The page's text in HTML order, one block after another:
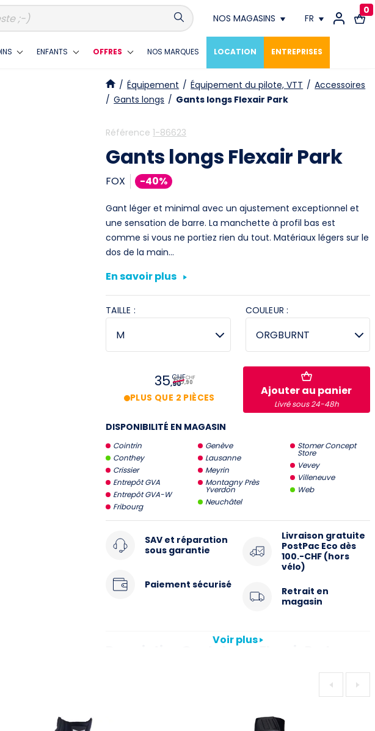
NOS MAGASINS
Conthey
Crissier
Lausanne
Neuchâtel
Yverdon
Stromer Concept Store
FR
FR
DE
0
ENFANTS OFFRES NOS MARQUES LOCATION ENTREPRISES
Voir plus
/ Équipement / Équipement du pilote, VTT / Accessoires
/ Gants longs / Gants longs Flexair Park
Référence 1-86623
Gants longs Flexair Park
FOX -40%
Gant léger et minimal avec un ajustement exceptionnel et
une sensation de barre. La manchette à profil bas est
comme si vous ne portiez rien du tout. Matériaux légers sur le
dos de la main…
En savoir plus
TAILLE : COULEUR :
35,90
CHF
59,90
CHF
PLUS QUE 2 PIÈCES
Ajouter au panier
Livré sous 24-48h
DISPONIBILITÉ EN MAGASIN
Cointrin
Conthey
Crissier
Entrepôt GVA
Entrepôt GVA-W
Fribourg
Genève
Lausanne
Meyrin
Montagny Près
Yverdon
Neuchâtel
Stomer Concept
Store
Vevey
Villeneuve
Web
SAV et réparation
sous garantie
Paiement sécurisé
Livraison gratuite
PostPac Eco dès
100.-CHF (hors
vélo)
Retrait en
magasin
Description Gants longs Flexair Park
Gant léger et minimal avec un ajustement exceptionnel et
La manchette à profil bas est comme si vous ne portiez